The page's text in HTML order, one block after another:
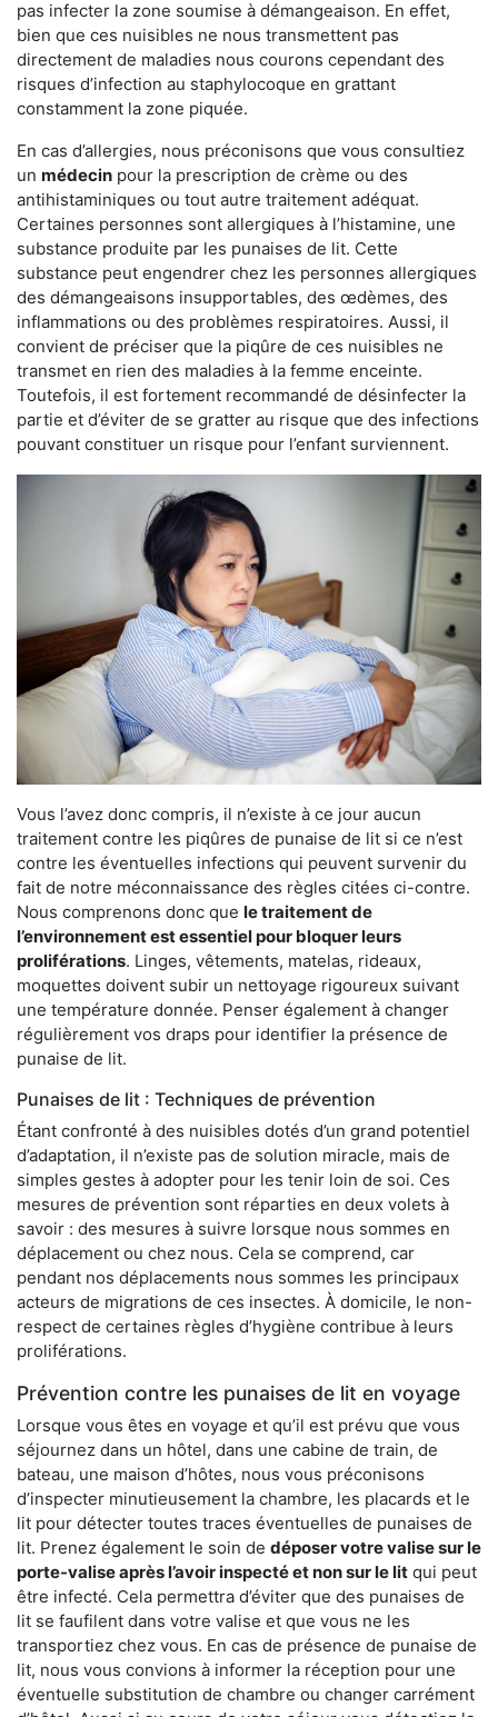
pas infecter la zone soumise à démangeaison. En effet,
bien que ces nuisibles ne nous transmettent pas
directement de maladies nous courons cependant des
risques d’infection au staphylocoque en grattant
constamment la zone piquée.
En cas d’allergies, nous préconisons que vous consultiez
un médecin pour la prescription de crème ou des
antihistaminiques ou tout autre traitement adéquat.
Certaines personnes sont allergiques à l’histamine, une
substance produite par les punaises de lit. Cette
substance peut engendrer chez les personnes allergiques
des démangeaisons insupportables, des œdèmes, des
inflammations ou des problèmes respiratoires. Aussi, il
convient de préciser que la piqûre de ces nuisibles ne
transmet en rien des maladies à la femme enceinte.
Toutefois, il est fortement recommandé de désinfecter la
partie et d’éviter de se gratter au risque que des infections
pouvant constituer un risque pour l’enfant surviennent.
Vous l’avez donc compris, il n’existe à ce jour aucun
traitement contre les piqûres de punaise de lit si ce n’est
contre les éventuelles infections qui peuvent survenir du
fait de notre méconnaissance des règles citées ci-contre.
Nous comprenons donc que le traitement de
l’environnement est essentiel pour bloquer leurs
proliférations. Linges, vêtements, matelas, rideaux,
moquettes doivent subir un nettoyage rigoureux suivant
une température donnée. Penser également à changer
régulièrement vos draps pour identifier la présence de
punaise de lit.
Punaises de lit : Techniques de prévention
Étant confronté à des nuisibles dotés d’un grand potentiel
d’adaptation, il n’existe pas de solution miracle, mais de
simples gestes à adopter pour les tenir loin de soi. Ces
mesures de prévention sont réparties en deux volets à
savoir : des mesures à suivre lorsque nous sommes en
déplacement ou chez nous. Cela se comprend, car
pendant nos déplacements nous sommes les principaux
acteurs de migrations de ces insectes. À domicile, le non-
respect de certaines règles d’hygiène contribue à leurs
proliférations.
Prévention contre les punaises de lit en voyage
Lorsque vous êtes en voyage et qu’il est prévu que vous
séjournez dans un hôtel, dans une cabine de train, de
bateau, une maison d’hôtes, nous vous préconisons
d’inspecter minutieusement la chambre, les placards et le
lit pour détecter toutes traces éventuelles de punaises de
lit. Prenez également le soin de déposer votre valise sur le
porte-valise après l’avoir inspecté et non sur le lit qui peut
être infecté. Cela permettra d’éviter que des punaises de
lit se faufilent dans votre valise et que vous ne les
transportiez chez vous. En cas de présence de punaise de
lit, nous vous convions à informer la réception pour une
éventuelle substitution de chambre ou changer carrément